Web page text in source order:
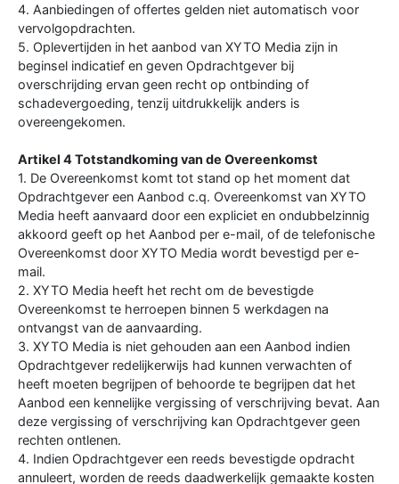
4. Aanbiedingen of offertes gelden niet automatisch voor
vervolgopdrachten.
5. Oplevertijden in het aanbod van XYTO Media zijn in
beginsel indicatief en geven Opdrachtgever bij
overschrijding ervan geen recht op ontbinding of
schadevergoeding, tenzij uitdrukkelijk anders is
overeengekomen.
Artikel 4 Totstandkoming van de Overeenkomst
1. De Overeenkomst komt tot stand op het moment dat
Opdrachtgever een Aanbod c.q. Overeenkomst van XYTO
Media heeft aanvaard door een expliciet en ondubbelzinnig
akkoord geeft op het Aanbod per e-mail, of de telefonische
Overeenkomst door XYTO Media wordt bevestigd per e-
mail.
2. XYTO Media heeft het recht om de bevestigde
Overeenkomst te herroepen binnen 5 werkdagen na
ontvangst van de aanvaarding.
3. XYTO Media is niet gehouden aan een Aanbod indien
Opdrachtgever redelijkerwijs had kunnen verwachten of
heeft moeten begrijpen of behoorde te begrijpen dat het
Aanbod een kennelijke vergissing of verschrijving bevat. Aan
deze vergissing of verschrijving kan Opdrachtgever geen
rechten ontlenen.
4. Indien Opdrachtgever een reeds bevestigde opdracht
annuleert, worden de reeds daadwerkelijk gemaakte kosten